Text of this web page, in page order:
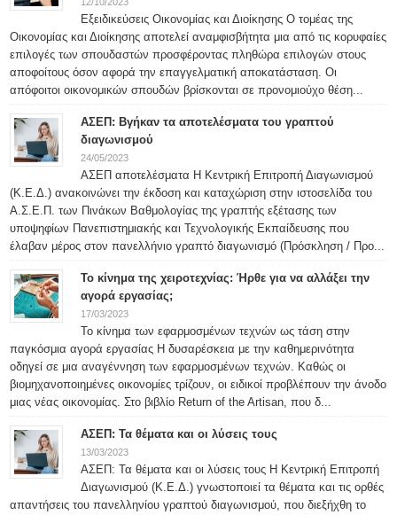
Εξειδικεύσεις Οικονομίας και Διοίκησης Ο τομέας της
Οικονομίας και Διοίκησης αποτελεί αναμφισβήτητα μια από τις κορυφαίες
επιλογές των σπουδαστών προσφέροντας πληθώρα επιλογών στους
αποφοίτους όσον αφορά την επαγγελματική αποκατάσταση. Οι
απόφοιτοι οικονομικών σπουδών βρίσκονται σε προνομιούχο θέση...
ΑΣΕΠ: Βγήκαν τα αποτελέσματα του γραπτού
διαγωνισμού
24/05/2023
ΑΣΕΠ αποτελέσματα Η Κεντρική Επιτροπή Διαγωνισμού
(Κ.Ε.Δ.) ανακοινώνει την έκδοση και καταχώριση στην ιστοσελίδα του
Α.Σ.Ε.Π. των Πινάκων Βαθμολογίας της γραπτής εξέτασης των
υποψηφίων Πανεπιστημιακής και Τεχνολογικής Εκπαίδευσης που
έλαβαν μέρος στον πανελλήνιο γραπτό διαγωνισμό (Πρόσκληση / Προ...
Το κίνημα της χειροτεχνίας: Ήρθε για να αλλάξει την
αγορά εργασίας;
17/03/2023
Το κίνημα των εφαρμοσμένων τεχνών ως τάση στην
παγκόσμια αγορά εργασίας Η δυσαρέσκεια με την καθημερινότητα
οδηγεί σε μια αναγέννηση των εφαρμοσμένων τεχνών. Καθώς οι
βιομηχανοποιημένες οικονομίες τρίζουν, οι ειδικοί προβλέπουν την άνοδο
μιας νέας οικονομίας. Στο βιβλίο Return of the Artisan, που δ...
ΑΣΕΠ: Τα θέματα και οι λύσεις τους
13/03/2023
ΑΣΕΠ: Τα θέματα και οι λύσεις τους H Κεντρική Επιτροπή
Διαγωνισμού (Κ.Ε.Δ.) γνωστοποιεί τα θέματα και τις ορθές
απαντήσεις του πανελληνίου γραπτού διαγωνισμού, που διεξήχθη το